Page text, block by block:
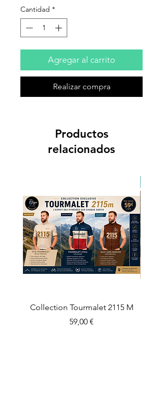
Cantidad *
Agregar al carrito
Realizar compra
Productos
relacionados
Collection Tourmalet 2115 M
Precio
59,00 €